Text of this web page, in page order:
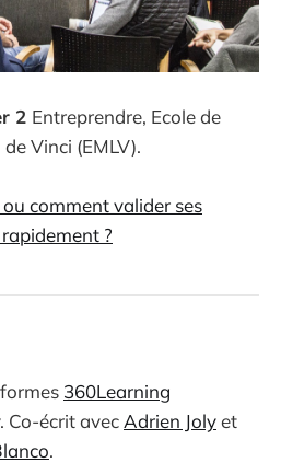
2 Entreprendre, Ecole de
Vinci (EMLV).
comment valider ses
?
360Learning
. Co-écrit avec Adrien Jolyet
.